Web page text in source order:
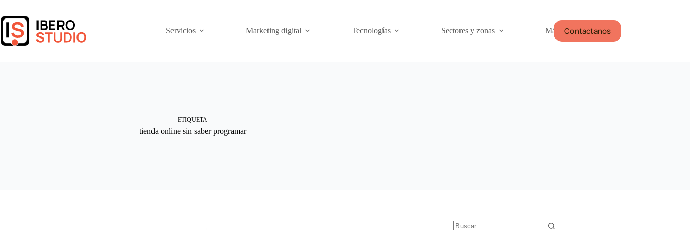
contenido
Servicios
Marketing digital Tecnologías Sectores y zonas Más Contactanos
ETIQUETA
tienda online sin saber programar